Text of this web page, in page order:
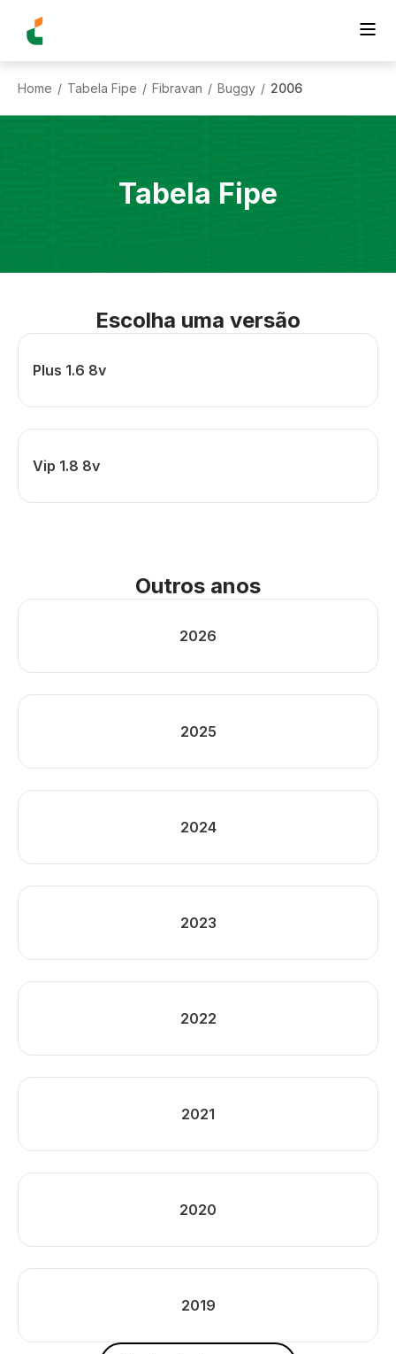
Home / Tabela Fipe / Fibravan / Buggy / 2006
Tabela Fipe
Escolha uma versão
Plus 1.6 8v
Vip 1.8 8v
Outros anos
2026
2025
2024
2023
2022
2021
2020
2019